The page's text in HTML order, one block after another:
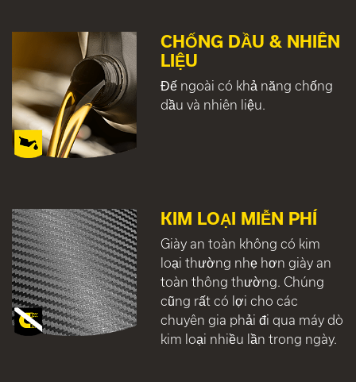
CHỐNG DẦU & NHIÊN
LIỆU
Đế ngoài có khả năng chống
dầu và nhiên liệu.
KIM LOẠI MIỄN PHÍ
Giày an toàn không có kim
loại thường nhẹ hơn giày an
toàn thông thường. Chúng
cũng rất có lợi cho các
chuyên gia phải đi qua máy dò
kim loại nhiều lần trong ngày.